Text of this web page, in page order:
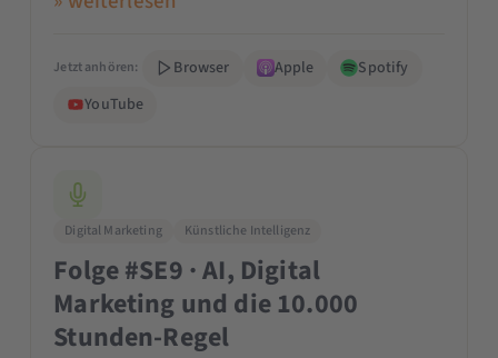
Jetzt anhören: Browser Apple
Spotify
YouTube
Digital Marketing Künstliche Intelligenz
Folge #SE9 · AI, Digital
Marketing und die 10.000
Stunden-Regel